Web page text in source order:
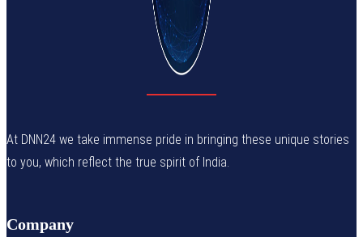
At DNN24 we take immense pride in bringing these unique stories
to you, which reflect the true spirit of India.
Company